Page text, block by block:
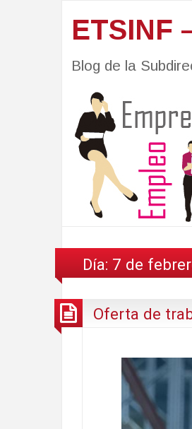
ETSINF
Blog de la
Día: 7 de
Oferta de